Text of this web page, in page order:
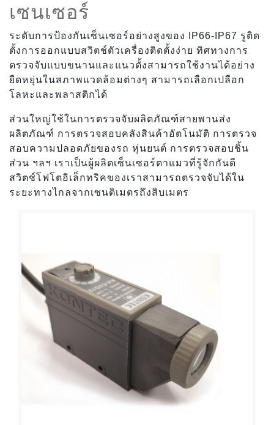
เซนเซอร์
ระดับการป้องกันเซ็นเซอร์อย่างสูงของ IP66-IP67 รูติด
ตั้งการออกแบบสวิตช์ตัวเครื่องติดตั้งง่าย ทิศทางการ
ตรวจจับแบบขนานและแนวตั้งสามารถใช้งานได้อย่าง
ยืดหยุ่นในสภาพแวดล้อมต่างๆ สามารถเลือกเปลือก
โลหะและพลาสติกได้
ส่วนใหญ่ใช้ในการตรวจจับผลิตภัณฑ์สายพานส่ง
ผลิตภัณฑ์ การตรวจสอบคลังสินค้าอัตโนมัติ การตรวจ
สอบความปลอดภัยของรถ หุ่นยนต์ การตรวจสอบชิ้น
ส่วน ฯลฯ เราเป็นผู้ผลิตเซ็นเซอร์ตาแมวที่รู้จักกันดี
สวิตช์โฟโตอิเล็กทริคของเราสามารถตรวจจับได้ใน
ระยะทางไกลจากเซนติเมตรถึงสิบเมตร